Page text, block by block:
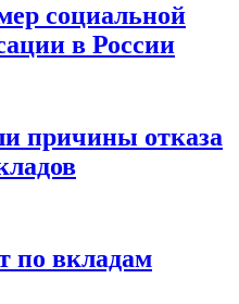
социальной
в России
причины отказа
по вкладам